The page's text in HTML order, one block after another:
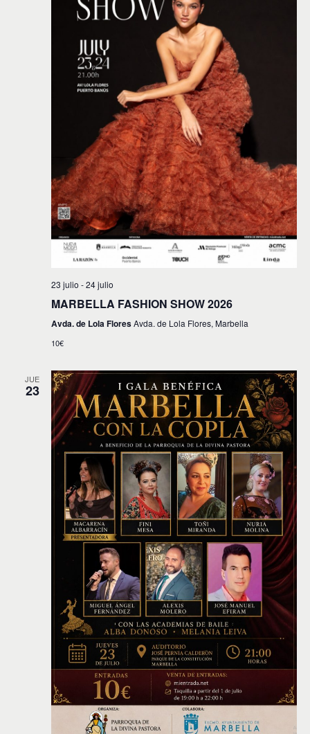
23 julio -24 julio
MARBELLA FASHION SHOW 2026
Avda. de Lola FloresAvda. de Lola Flores, Marbella
10€
JUE
23